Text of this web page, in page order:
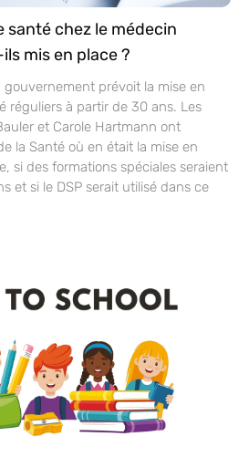
santé chez le médecin
mis en place ?
gouvernement prévoit la mise en
réguliers à partir de 30 ans. Les
et Carole Hartmann ont
la Santé où en était la mise en
si des formations spéciales seraient
et si le DSP serait utilisé dans ce